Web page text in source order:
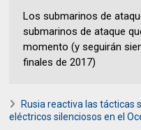
Los submarinos de
submarinos de ataque
momento (y seguirán
finales de 2017)
Rusia reactiva las tácticas
eléctricos silenciosos en el